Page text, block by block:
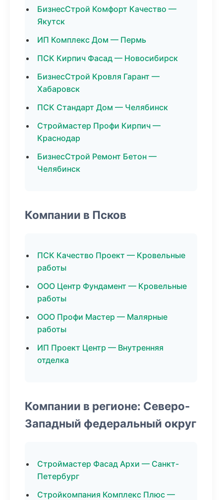
БизнесСтрой Комфорт Качество —
Якутск
ИП Комплекс Дом — Пермь
ПСК Кирпич Фасад — Новосибирск
БизнесСтрой Кровля Гарант —
Хабаровск
ПСК Стандарт Дом — Челябинск
Строймастер Профи Кирпич —
Краснодар
БизнесСтрой Ремонт Бетон —
Челябинск
Компании в Псков
ПСК Качество Проект — Кровельные
работы
ООО Центр Фундамент — Кровельные
работы
ООО Профи Мастер — Малярные
работы
ИП Проект Центр — Внутренняя
отделка
Компании в регионе: Северо-
Западный федеральный округ
Строймастер Фасад Архи — Санкт-
Петербург
Стройкомпания Комплекс Плюс —